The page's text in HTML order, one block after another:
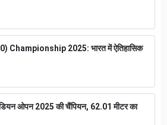
Championship 2025: भारत में ऐतिहासिक
ओपन 2025 की चैंपियन, 62.01 मीटर का